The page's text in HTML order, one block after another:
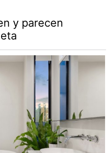
y parecen